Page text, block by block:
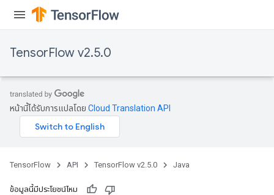
TensorFlow v2.5.0
หน้านี้ได้รับการแปลโดย Cloud Translation API
TensorFlow API TensorFlow v2.5.0 Java
ข้อมูลนี้มีประโยชน์ไหม